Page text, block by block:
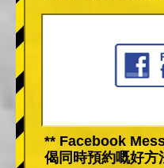
** Facebook
偈同時預約嘅好方